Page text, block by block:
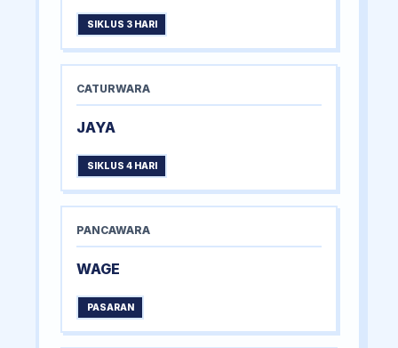
SIKLUS 3 HARI
CATURWARA
JAYA
SIKLUS 4 HARI
PANCAWARA
WAGE
PASARAN